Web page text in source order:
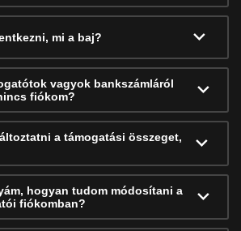
mi a baj?
vagyok bankszámláról
fiókom?
a támogatási összeget,
hogyan tudom módosítani a
fiókomban?